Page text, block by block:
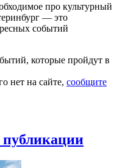
про культурный
— это
событий
которые пройдут в
нет на сайте, сообщите
публикации